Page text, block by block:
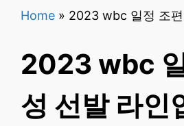
Home » 2023 wbc 일정 조
2023 wbc
성 선발 라인